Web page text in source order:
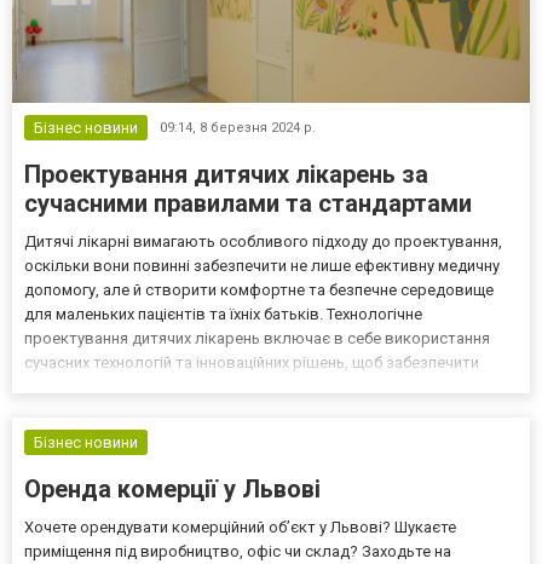
Бізнес новини 09:14, 8 березня 2024 р.
Проектування дитячих лікарень за
сучасними правилами та стандартами
Дитячі лікарні вимагають особливого підходу до проектування,
оскільки вони повинні забезпечити не лише ефективну медичну
допомогу, але й створити комфортне та безпечне середовище
для маленьких пацієнтів та їхніх батьків. Технологічне
проектування дитячих лікарень включає в себе використання
сучасних технологій та інноваційних рішень, щоб забезпечити
Бізнес новини
Оренда комерції у Львові
Хочете орендувати комерційний об’єкт у Львові? Шукаєте
приміщення під виробництво, офіс чи склад? Заходьте на